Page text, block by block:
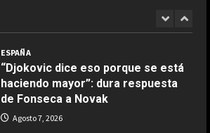
ESPAÑA
“Djokovic dice eso porque se está
haciendo mayor”: dura respuesta
de Fonseca a Novak
Agosto 7, 2026
Ensalada de espinacas deliciosa
Maggio 28, 2026
COCINA